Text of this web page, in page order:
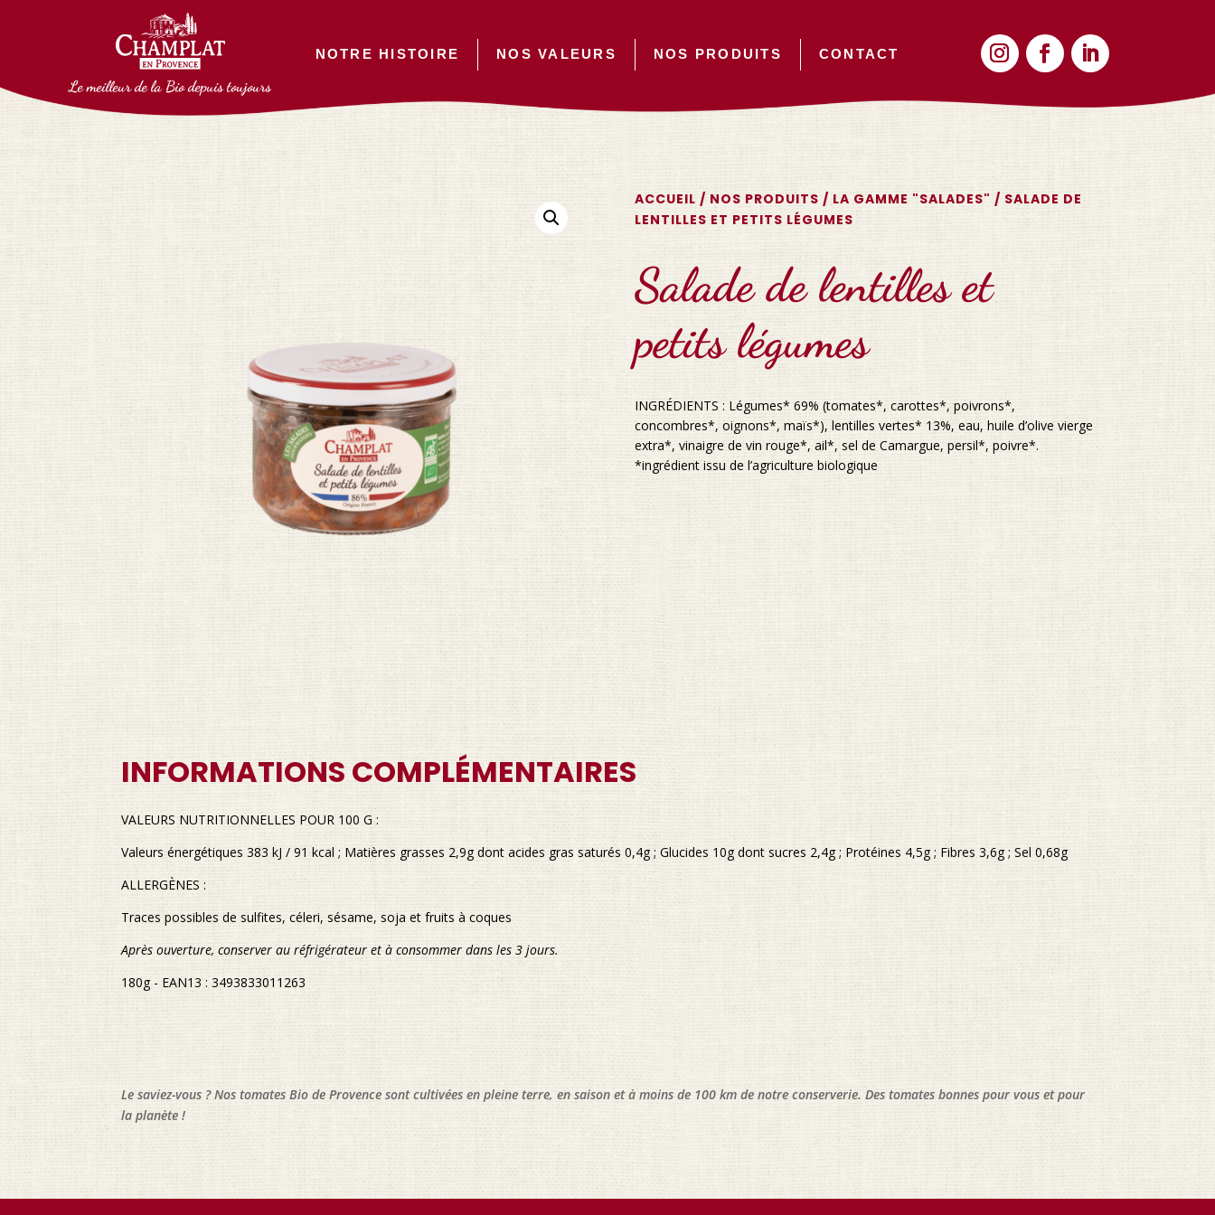
Le meilleur de la Bio depuis toujours
NOTRE HISTOIRE NOS VALEURS NOS PRODUITS CONTACT
ACCUEIL / NOS PRODUITS / LA GAMME "SALADES" / SALADE DE
LENTILLES ET PETITS LÉGUMES
Salade de lentilles et
petits légumes
INGRÉDIENTS : Légumes* 69% (tomates*, carottes*, poivrons*,
concombres*, oignons*, maïs*), lentilles vertes* 13%, eau, huile d’olive vierge
extra*, vinaigre de vin rouge*, ail*, sel de Camargue, persil*, poivre*.
*ingrédient issu de l’agriculture biologique
INFORMATIONS COMPLÉMENTAIRES
VALEURS NUTRITIONNELLES POUR 100 G :
Valeurs énergétiques 383 kJ / 91 kcal ; Matières grasses 2,9g dont acides gras saturés 0,4g ; Glucides 10g dont sucres 2,4g ; Protéines 4,5g ; Fibres 3,6g ; Sel 0,68g
ALLERGÈNES :
Traces possibles de sulfites, céleri, sésame, soja et fruits à coques
Après ouverture, conserver au réfrigérateur et à consommer dans les 3 jours.
180g - EAN13 : 3493833011263
Le saviez-vous ? Nos tomates Bio de Provence sont cultivées en pleine terre, en saison et à moins de 100 km de notre conserverie. Des tomates bonnes pour vous et pour
la planète !